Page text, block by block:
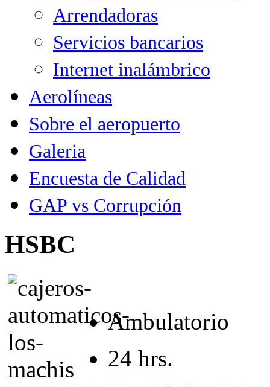
Arrendadoras
Servicios bancarios
Internet inalámbrico
Aerolíneas
Sobre el aeropuerto
Galeria
Encuesta de Calidad
GAP vs Corrupción
HSBC
Ambulatorio
24 hrs.